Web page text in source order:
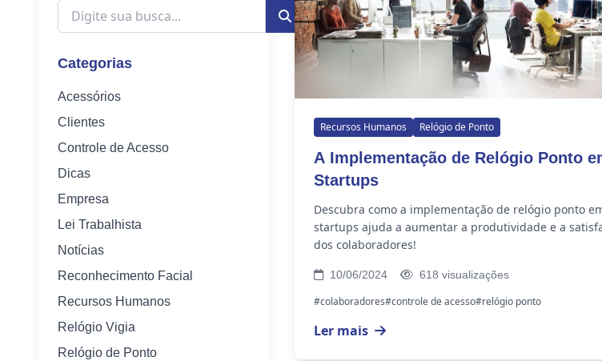
Categorias
Acessórios
Clientes
Controle de Acesso
Dicas
Empresa
Lei Trabalhista
Notícias
Reconhecimento Facial
Recursos Humanos
Relógio Vigia
Relógio de Ponto
Recursos Humanos Relógio de Ponto
A Implementação de Relógio Ponto
Startups
Descubra como a implementação de relógio ponto
startups ajuda a aumentar a produtividade e a
dos colaboradores!
10/06/2024 618 visualizações
#colaboradores#controle de acesso#relógio ponto
Ler mais